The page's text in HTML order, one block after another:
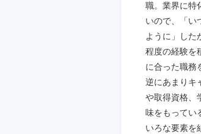
職。業界に特
いので、「い
ように」した
程度の経験を
に合った職務
逆にあまりキ
や取得資格、
味をもってい
いろな要素を